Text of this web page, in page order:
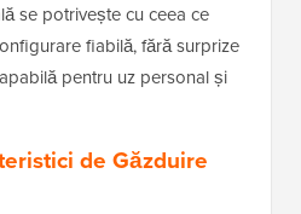
se potrivește cu ceea ce
fiabilă, fără surprize
pentru uz personal și
de Găzduire